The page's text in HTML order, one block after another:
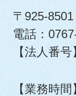
〒925-
電話：
【法人番
【業務時